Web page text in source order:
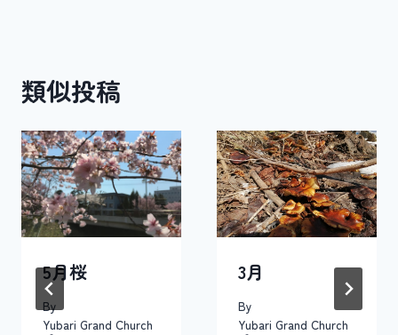
ー
シ
ョ
ン
類似投稿
5月桜
By
Yubari Grand Church
3月
By
Yubari Grand Church